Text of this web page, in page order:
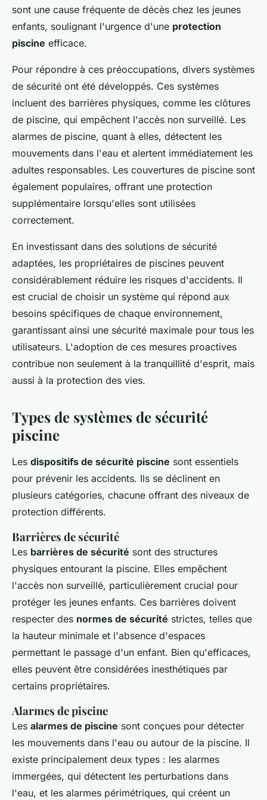
sont une cause fréquente de décès chez les jeunes
enfants, soulignant l'urgence d'une protection
piscine efficace.
Pour répondre à ces préoccupations, divers systèmes
de sécurité ont été développés. Ces systèmes
incluent des barrières physiques, comme les clôtures
de piscine, qui empêchent l'accès non surveillé. Les
alarmes de piscine, quant à elles, détectent les
mouvements dans l'eau et alertent immédiatement les
adultes responsables. Les couvertures de piscine sont
également populaires, offrant une protection
supplémentaire lorsqu'elles sont utilisées
correctement.
En investissant dans des solutions de sécurité
adaptées, les propriétaires de piscines peuvent
considérablement réduire les risques d'accidents. Il
est crucial de choisir un système qui répond aux
besoins spécifiques de chaque environnement,
garantissant ainsi une sécurité maximale pour tous les
utilisateurs. L'adoption de ces mesures proactives
contribue non seulement à la tranquillité d'esprit, mais
aussi à la protection des vies.
Types de systèmes de sécurité
piscine
Les dispositifs de sécurité piscine sont essentiels
pour prévenir les accidents. Ils se déclinent en
plusieurs catégories, chacune offrant des niveaux de
protection différents.
Barrières de sécurité
Les barrières de sécurité sont des structures
physiques entourant la piscine. Elles empêchent
l'accès non surveillé, particulièrement crucial pour
protéger les jeunes enfants. Ces barrières doivent
respecter des normes de sécurité strictes, telles que
la hauteur minimale et l'absence d'espaces
permettant le passage d'un enfant. Bien qu'efficaces,
elles peuvent être considérées inesthétiques par
certains propriétaires.
Alarmes de piscine
Les alarmes de piscine sont conçues pour détecter
les mouvements dans l'eau ou autour de la piscine. Il
existe principalement deux types : les alarmes
immergées, qui détectent les perturbations dans
l'eau, et les alarmes périmétriques, qui créent un